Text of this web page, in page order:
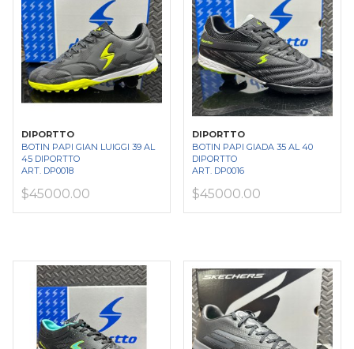
DIPORTTO
BOTIN PAPI GIAN LUIGGI 39 AL
45 DIPORTTO
ART. DP0018
$45000.00
DIPORTTO
BOTIN PAPI GIADA 35 AL 40
DIPORTTO
ART. DP0016
$45000.00